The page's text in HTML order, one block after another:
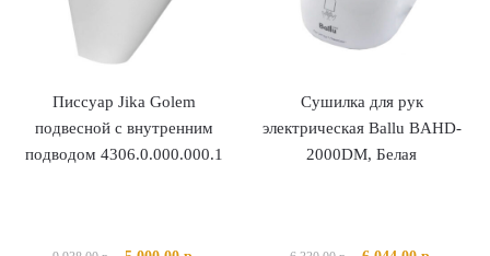
Писсуар Jika Golem
подвесной с внутренним
подводом 4306.0.000.000.1
Сушилка для рук
электрическая Ballu BAHD-
2000DM, Белая